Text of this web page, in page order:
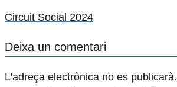
Circuit Social 2024
Deixa un comentari
L'adreça electrònica no es publicarà.